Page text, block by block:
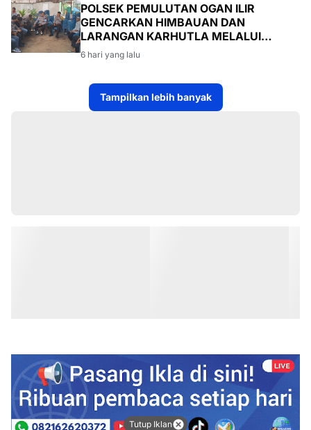
POLSEK PEMULUTAN OGAN ILIR
GENCARKAN HIMBAUAN DAN
LARANGAN KARHUTLA MELALUI
PROGRAM TSKD (TOURING SAMBANG
KE DESA-DESA
6 hari yang lalu
Tampilkan lebih banyak
Tutup Iklan